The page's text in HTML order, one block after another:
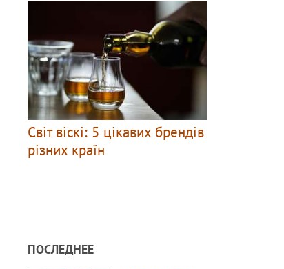
Світ віскі: 5 цікавих брендів
різних країн
ПОСЛЕДНЕЕ